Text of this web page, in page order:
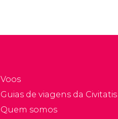
Voos
Guias de viagens da Civitatis
Quem somos